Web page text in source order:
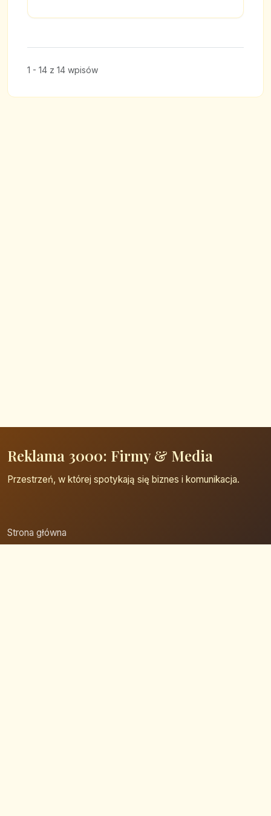
1 - 14 z 14 wpisów
Reklama 3000: Firmy & Media
Przestrzeń, w której spotykają się biznes i komunikacja.
Strona główna